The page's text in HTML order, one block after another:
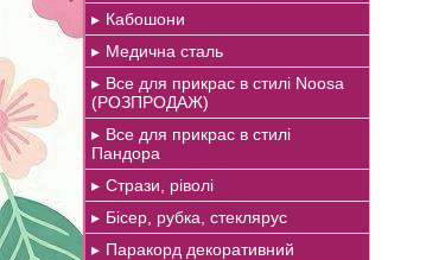
Кабошони
Медична сталь
Все для прикрас в стилі Noosa
(РОЗПРОДАЖ)
Все для прикрас в стилі
Пандора
Стрази, ріволі
Бісер, рубка, стеклярус
Паракорд декоративний